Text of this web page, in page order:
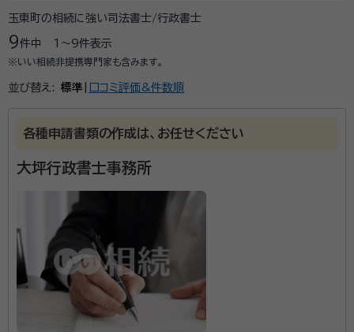
玉東町の相続に強い司法書士/行政書士
9件中 1〜9件表示
※いい相続非提携専門家も含みます。
並び替え: 標準 口コミ評価&件数順
各種申請書類の作成は、お任せください
大坪行政書士事務所